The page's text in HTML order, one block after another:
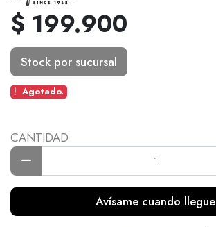
$ 199.900
Stock por sucursal
Agotado.
CANTIDAD
Avísame cuando llegue